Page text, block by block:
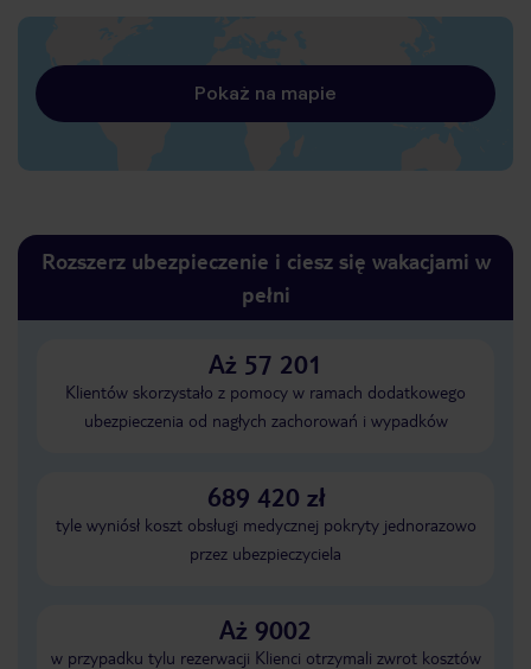
Pokaż na mapie
Rozszerz ubezpieczenie i ciesz się wakacjami w
pełni
Aż 57 201
Klientów skorzystało z pomocy w ramach dodatkowego
ubezpieczenia od nagłych zachorowań i wypadków
689 420 zł
tyle wyniósł koszt obsługi medycznej pokryty jednorazowo
przez ubezpieczyciela
Aż 9002
w przypadku tylu rezerwacji Klienci otrzymali zwrot kosztów